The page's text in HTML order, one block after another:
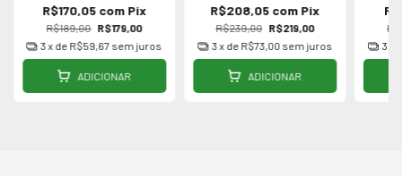
R$189,00 R$179,00
R$170,05 com Pix
3x de R$59,67 sem juros
ADICIONAR
R$239,00 R$219,00
R$208,05 com Pix
3x de R$73,00 sem juros
ADICIONAR
3